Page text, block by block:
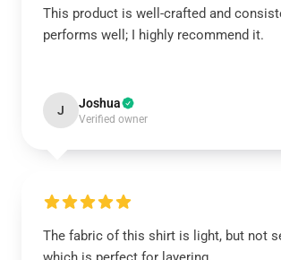
This product is well-crafted and
performs well; I highly recommend it.
J Joshua
Verified owner
The fabric of this shirt is light, but not